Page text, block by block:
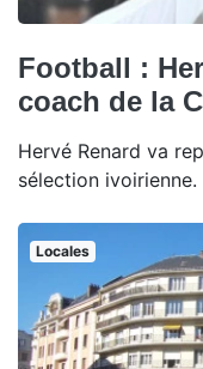
Football :
coach de la
Hervé Renard va
sélection ivoirienne.
Locales